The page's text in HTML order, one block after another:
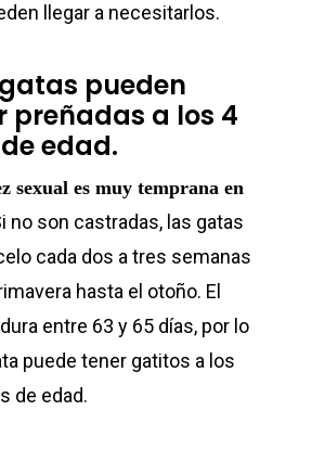
llegar a necesitarlos.
gatas pueden
preñadas a los 4
edad.
sexual es muy temprana en
no son castradas, las gatas
cada dos a tres semanas
hasta el otoño. El
entre 63 y 65 días, por lo
puede tener gatitos a los
de edad.